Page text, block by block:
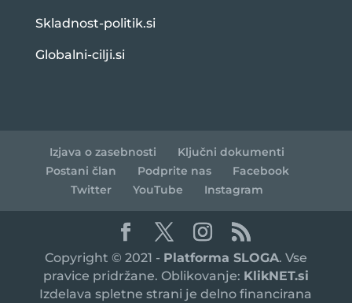
Skladnost-politik.si
Globalni-cilji.si
Izjava o zasebnosti
Ključni dokumenti
Postani član
Podprite nas
Facebook
Twitter
YouTube Instagram
Copyright © 2021 - Platforma SLOGA. Vse
pravice pridržane. Oblikovanje: KlikNET.si
Izdelava spletne strani je delno financirana